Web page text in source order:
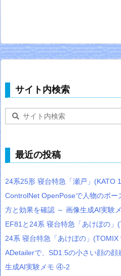
サイト内検索
最近の投稿
24系25形 寝台特急「瀬戸」(KATO
ControlNet OpenPoseで人物のポ
方と効果を確認 ～ 画像生成AI実験
EF81と24系 寝台特急「あけぼの」
24系 寝台特急「あけぼの」(TOMIX
ADetailerで、SD1.5の小さい顔の
生成AI実験メモ ④-2